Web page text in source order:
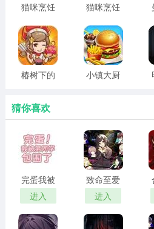
游戏内容：
1、在这里与其他的玩家们去pk
吧；
2、去展现出自己的超强想象力
3、运用想象力来经营自己的餐
猫咪烹饪
猫咪烹饪
椿树下的
小镇大厨
猜你喜欢
完蛋我被
男同学包
围了 官方
正版
进入
致命至爱
中文版
进入